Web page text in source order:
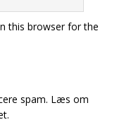
this browser for the
spam. Læs om
.